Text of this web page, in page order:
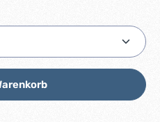
gewünschten Wert ein